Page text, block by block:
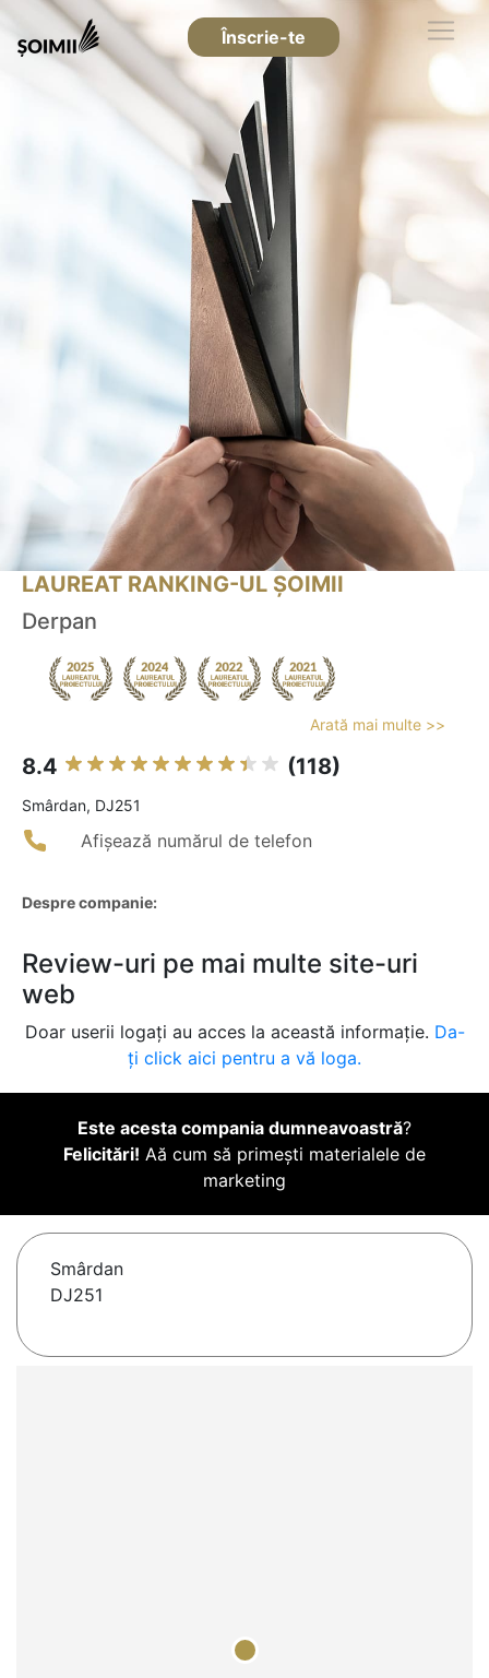
Înscrie-te
LAUREAT RANKING-UL ȘOIMII
Derpan
Arată mai multe >>
8.4 (118)
Smârdan, DJ251
Afișează numărul de telefon
Despre companie:
Review-uri pe mai multe site-uri
web
Doar userii logați au acces la această informație. Da-
ți click aici pentru a vă loga.
Este acesta compania dumneavoastră?
Felicitări! Aă cum să primești materialele de
marketing
Smârdan
DJ251